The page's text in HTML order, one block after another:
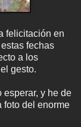
felicitación en
fechas
a los
gesto.
esperar, y he de
foto del enorme